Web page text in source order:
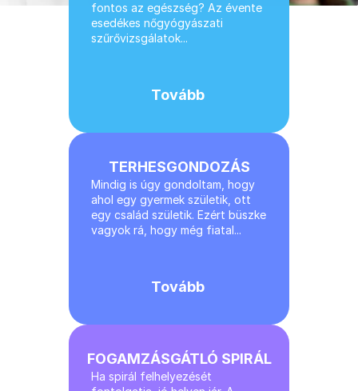
Főoldal
Terhesgondozás
fontos az egészség? Az évente
esedékes nőgyógyászati
szűrővizsgálatok...
Tovább
TERHESGONDOZÁS
Mindig is úgy gondoltam, hogy
ahol egy gyermek születik, ott
egy család születik. Ezért büszke
vagyok rá, hogy még fiatal...
Tovább
FOGAMZÁSGÁTLÓ SPIRÁL
Ha spirál felhelyezését